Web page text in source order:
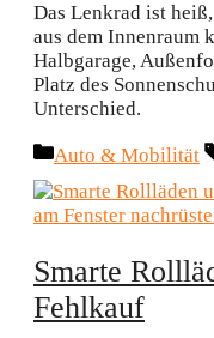
Das Lenkrad ist
aus dem Innenraum
Halbgarage,
Platz des
Unterschied.
Kategorien
Auto & Mobilität
Smarte
Fehlkauf